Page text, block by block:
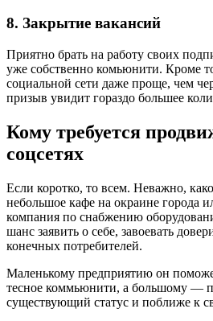
8. Закрытие вакансий
Приятно брать на работу своих
уже собственно комьюнити. Кроме
социальной сети даже проще, чем
призыв увидит гораздо большее
Кому требуется
соцсетях
Если коротко, то всем. Неважно,
небольшое кафе на окраине города
компания по снабжению
шанс заявить о себе, завоевать
конечных потребителей.
Маленькому предприятию он
тесное коммьюнити, а большому —
существующий статус и поближе к